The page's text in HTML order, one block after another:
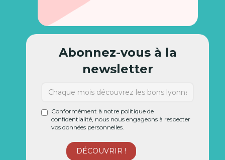
Abonnez-vous à la
newsletter
Conformément à notre politique de
confidentialité, nous nous engageons à respecter
vos données personnelles.